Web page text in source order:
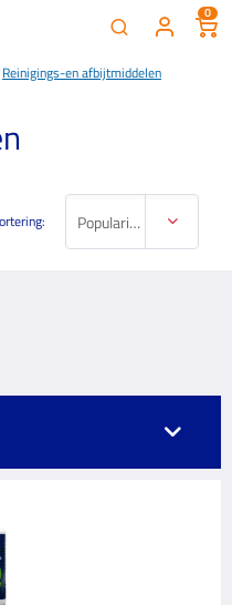
0
Reinigings-en afbijtmiddelen
Populariteit